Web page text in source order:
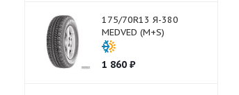
175/70R13 Я-380
MEDVED (M+S)
1 860₽